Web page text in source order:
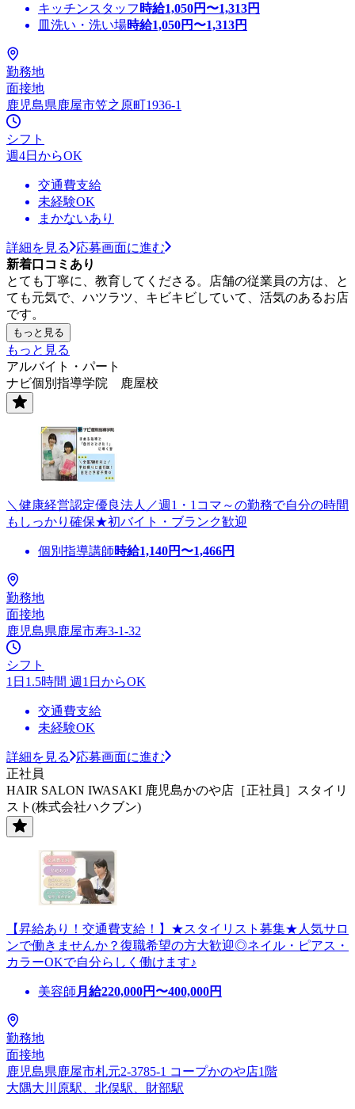
キッチンスタッフ 時給1,050円〜1,313円
皿洗い・洗い場時給1,050円〜1,313円
勤務地
面接地
鹿児島県鹿屋市笠之原町1936-1
シフト
週4日からOK
交通費支給
未経験OK
まかないあり
詳細を見る
応募画面に進む
新着口コミあり
とても丁寧に、教育してくださる。店舗の従業員の方は、と
ても元気で、ハツラツ、キビキビしていて、活気のあるお店
です。
もっと見る
もっと見る
アルバイト・パート
ナビ個別指導学院 鹿屋校
＼健康経営認定優良法人／週1・1コマ～の勤務で自分の時間
もしっかり確保★初バイト・ブランク歓迎
個別指導講師時給1,140円〜1,466円
勤務地
面接地
鹿児島県鹿屋市寿3-1-32
シフト
1日1.5時間 週1日からOK
交通費支給
未経験OK
詳細を見る
応募画面に進む
正社員
HAIR SALON IWASAKI 鹿児島かのや店［正社員］スタイリ
スト(株式会社ハクブン)
【昇給あり！交通費支給！】★スタイリスト募集★人気サロ
ンで働きませんか？復職希望の方大歓迎◎ネイル・ピアス・
カラーOKで自分らしく働けます♪
美容師 月給220,000円〜400,000円
勤務地
面接地
鹿児島県鹿屋市札元2-3785-1 コープかのや店1階
大隅大川原駅、北俣駅、財部駅